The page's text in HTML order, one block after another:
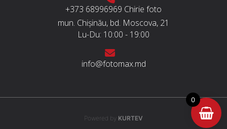
+373 68996969 Chirie foto
mun. Chișinău, bd. Moscova, 21
Lu-Du: 10:00 - 19:00
info@fotomax.md
Powered by KURTEV
0